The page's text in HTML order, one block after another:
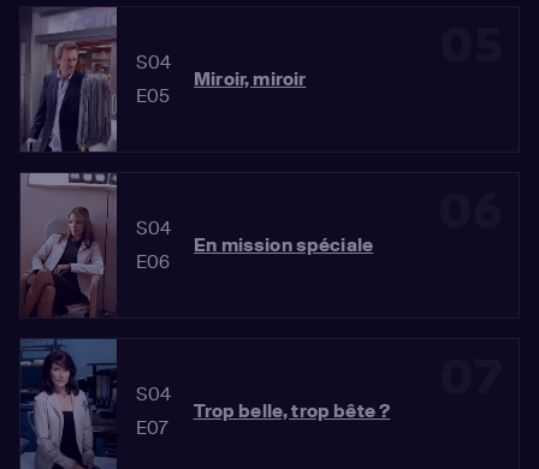
S04
E05
Miroir, miroir
S04
E06
En mission spéciale
S04
E07
Trop belle, trop bête ?